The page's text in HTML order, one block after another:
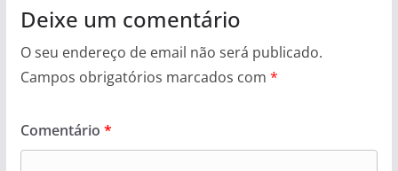
Deixe um comentário
O seu endereço de email não será publicado.
Campos obrigatórios marcados com *
Comentário *